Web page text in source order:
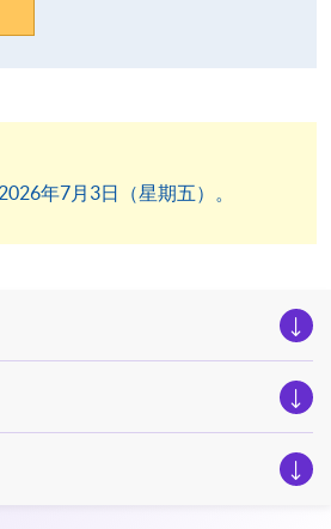
年7月3日（星期五）。